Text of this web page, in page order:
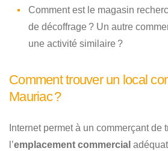
Comment est le magasin
de décoffrage ? Un autre
une activité similaire ?
Comment trouver un local
Mauriac ?
Internet permet à un commerçant de
l’emplacement commercial